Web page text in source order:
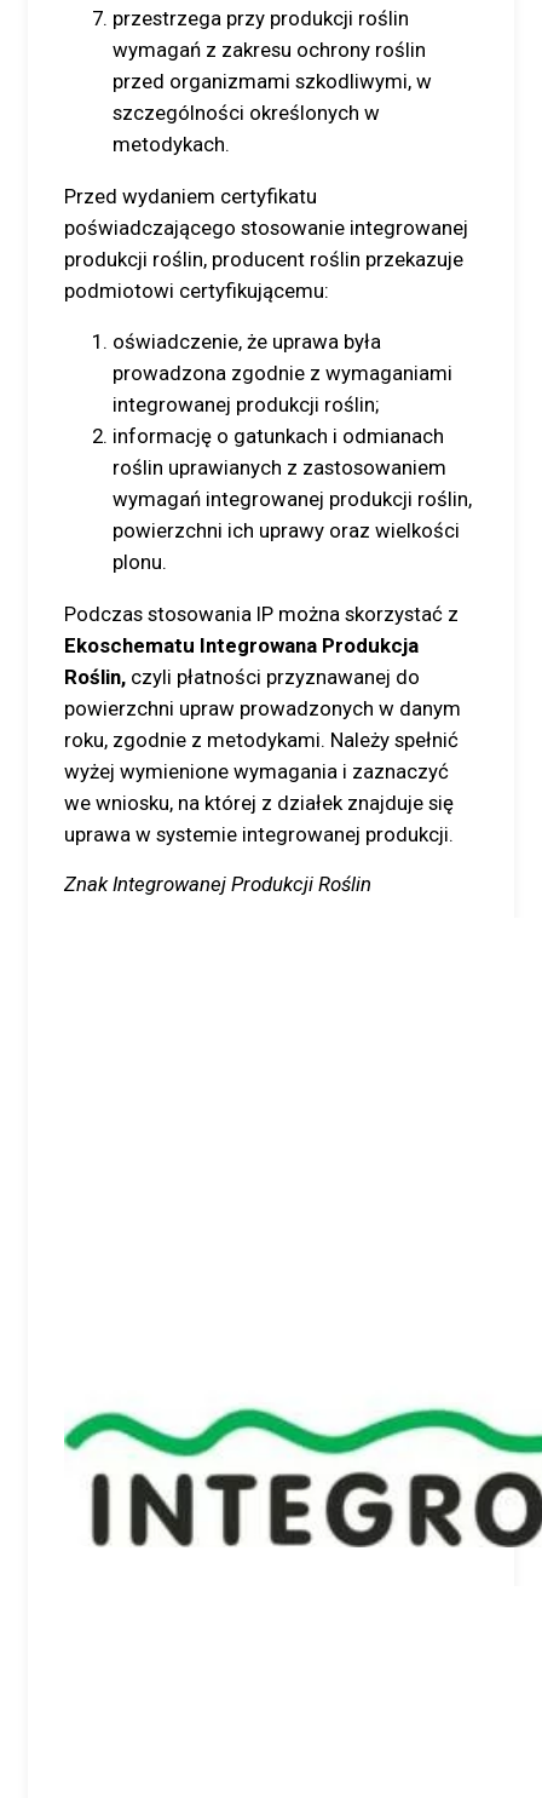
przestrzega przy produkcji roślin
wymagań z zakresu ochrony roślin
przed organizmami szkodliwymi, w
szczególności określonych w
metodykach.
Przed wydaniem certyfikatu
poświadczającego stosowanie integrowanej
produkcji roślin, producent roślin przekazuje
podmiotowi certyfikującemu:
oświadczenie, że uprawa była
prowadzona zgodnie z wymaganiami
integrowanej produkcji roślin;
informację o gatunkach i odmianach
roślin uprawianych z zastosowaniem
wymagań integrowanej produkcji roślin,
powierzchni ich uprawy oraz wielkości
plonu.
Podczas stosowania IP można skorzystać z
Ekoschematu Integrowana Produkcja
Roślin, czyli płatności przyznawanej do
powierzchni upraw prowadzonych w danym
roku, zgodnie z metodykami. Należy spełnić
wyżej wymienione wymagania i zaznaczyć
we wniosku, na której z działek znajduje się
uprawa w systemie integrowanej produkcji.
Znak Integrowanej Produkcji Roślin